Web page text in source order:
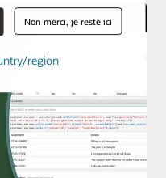
Non merci, je reste ici
region